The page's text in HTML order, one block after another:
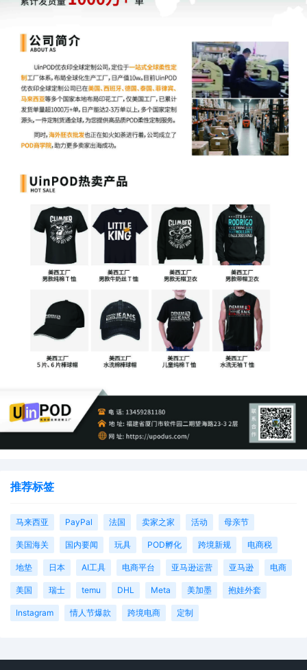
推荐标签
马来西亚 PayPal 法国 卖家之家 活动 母亲节
美国海关 国内要闻 玩具 POD孵化 跨境新规 电商税
地垫 日本 AI工具 电商平台 亚马逊运营 亚马逊 电商
美国 瑞士 temu DHL Meta 美加墨 抱娃外套
Instagram 情人节爆款 跨境电商 定制